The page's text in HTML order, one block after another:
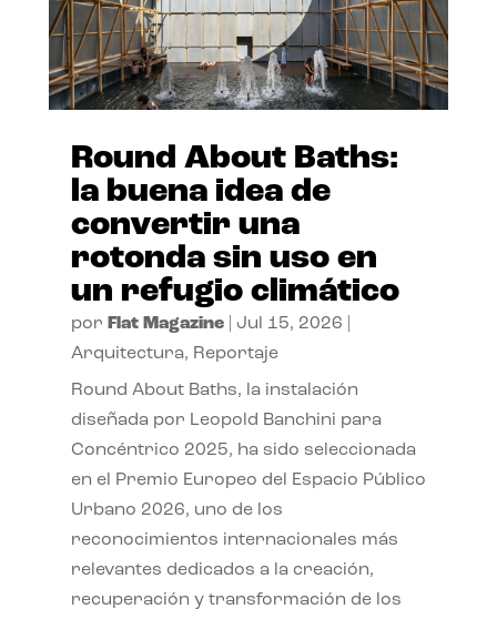
Round About Baths:
la buena idea de
convertir una
rotonda sin uso en
un refugio climático
por Flat Magazine| Jul 15, 2026
Arquitectura, Reportaje
Round About Baths, la instalación
diseñada por Leopold Banchini para
Concéntrico 2025, ha sido seleccionada
en el Premio Europeo del Espacio Público
Urbano 2026, uno de los
reconocimientos internacionales más
relevantes dedicados a la creación,
recuperación y transformación de los